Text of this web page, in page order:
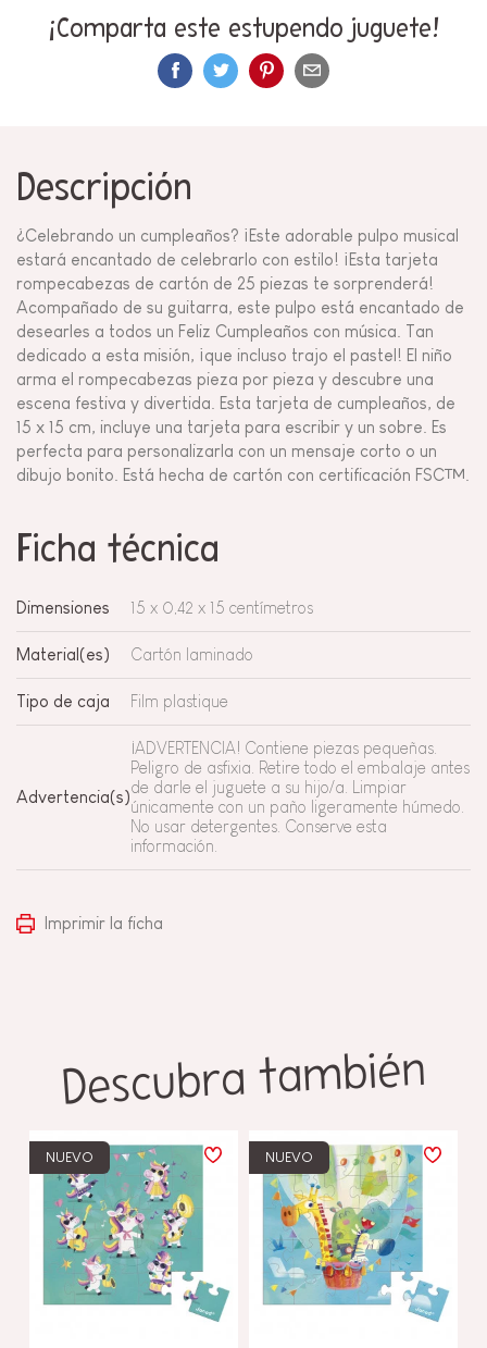
¡Comparta este estupendo juguete!
Descripción
¿Celebrando un cumpleaños? ¡Este adorable pulpo musical
estará encantado de celebrarlo con estilo! ¡Esta tarjeta
rompecabezas de cartón de 25 piezas te sorprenderá!
Acompañado de su guitarra, este pulpo está encantado de
desearles a todos un Feliz Cumpleaños con música. Tan
dedicado a esta misión, ¡que incluso trajo el pastel! El niño
arma el rompecabezas pieza por pieza y descubre una
escena festiva y divertida. Esta tarjeta de cumpleaños, de
15 x 15 cm, incluye una tarjeta para escribir y un sobre. Es
perfecta para personalizarla con un mensaje corto o un
dibujo bonito. Está hecha de cartón con certificación FSC™.
Ficha técnica
Dimensiones 15 x 0,42 x 15 centímetros
Material(es) Cartón laminado
Tipo de caja Film plastique
Advertencia(s)
¡ADVERTENCIA! Contiene piezas pequeñas.
Peligro de asfixia. Retire todo el embalaje antes
de darle el juguete a su hijo/a. Limpiar
únicamente con un paño ligeramente húmedo.
No usar detergentes. Conserve esta
información.
Imprimir la ficha
Descubra también
NUEVO NUEVO